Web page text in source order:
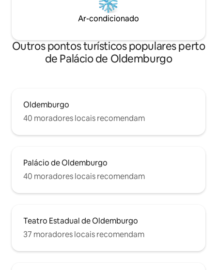
Ar-condicionado
Outros pontos turísticos populares perto
de Palácio de Oldemburgo
Oldemburgo
40 moradores locais recomendam
Palácio de Oldemburgo
40 moradores locais recomendam
Teatro Estadual de Oldemburgo
37 moradores locais recomendam